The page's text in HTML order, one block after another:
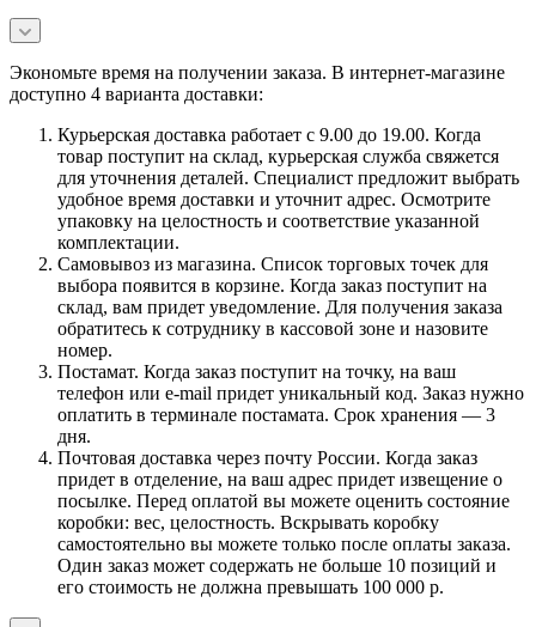
Экономьте время на получении заказа. В интернет-магазине
доступно 4 варианта доставки:
Курьерская доставка работает с 9.00 до 19.00. Когда
товар поступит на склад, курьерская служба свяжется
для уточнения деталей. Специалист предложит выбрать
удобное время доставки и уточнит адрес. Осмотрите
упаковку на целостность и соответствие указанной
комплектации.
Самовывоз из магазина. Список торговых точек для
выбора появится в корзине. Когда заказ поступит на
склад, вам придет уведомление. Для получения заказа
обратитесь к сотруднику в кассовой зоне и назовите
номер.
Постамат. Когда заказ поступит на точку, на ваш
телефон или e-mail придет уникальный код. Заказ нужно
оплатить в терминале постамата. Срок хранения — 3
дня.
Почтовая доставка через почту России. Когда заказ
придет в отделение, на ваш адрес придет извещение о
посылке. Перед оплатой вы можете оценить состояние
коробки: вес, целостность. Вскрывать коробку
самостоятельно вы можете только после оплаты заказа.
Один заказ может содержать не больше 10 позиций и
его стоимость не должна превышать 100 000 р.